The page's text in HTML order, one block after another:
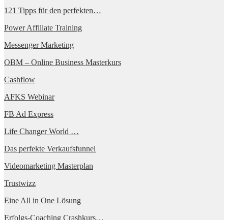
121 Tipps für den perfekten…
Power Affiliate Training
Messenger Marketing
OBM – Online Business Masterkurs
Cashflow
AFKS Webinar
FB Ad Express
Life Changer World …
Das perfekte Verkaufsfunnel
Videomarketing Masterplan
Trustwizz
Eine All in One Lösung
Erfolgs-Coaching Crashkurs…